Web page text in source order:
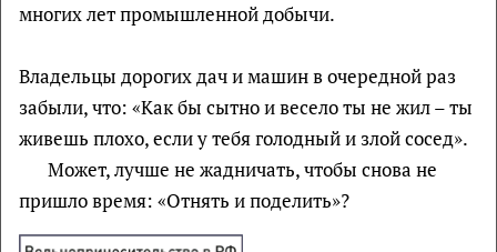
многих лет промышленной добычи.
Владельцы дорогих дач и машин в очередной раз
забыли, что: «Как бы сытно и весело ты не жил – ты
живешь плохо, если у тебя голодный и злой сосед».
Может, лучше не жадничать, чтобы снова не
пришло время: «Отнять и поделить»?